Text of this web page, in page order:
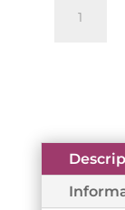
II
710W